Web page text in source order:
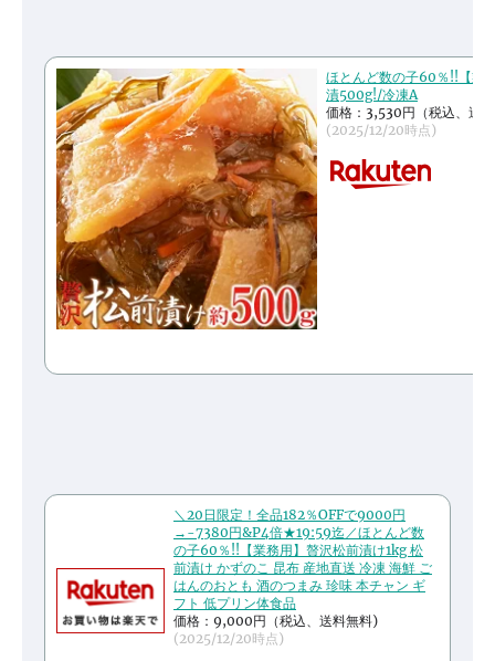
ほとんど数の子60％!!【業
漬500g!/冷凍A
価格：3,530円（税込、送
(2025/12/20時点)
＼20日限定！全品182％OFFで9000円
→-7380円&P4倍★19:59迄／ほとんど数
の子60％!!【業務用】贅沢松前漬け1kg 松
前漬け かずのこ 昆布 産地直送 冷凍 海鮮 ご
はんのおとも 酒のつまみ 珍味 本チャン ギ
フト 低プリン体食品
価格：9,000円（税込、送料無料)
(2025/12/20時点)